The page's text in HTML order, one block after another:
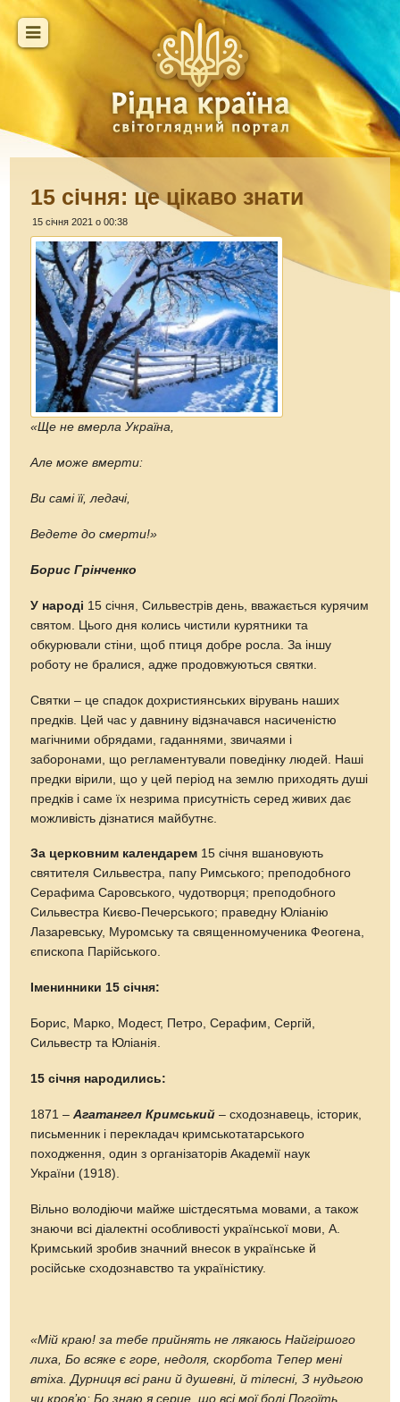
15 січня: це цікаво знати
15 січня 2021 о 00:38
«Ще не вмерла Україна,
Але може вмерти:
Ви самі її, ледачі,
Ведете до смерти!»
Борис Грінченко
У народі 15 січня, Сильвестрів день, вважається курячим
святом. Цього дня колись чистили курятники та
обкурювали стіни, щоб птиця добре росла. За іншу
роботу не бралися, адже продовжуються святки.
Святки – це спадок дохристиянських вірувань наших
предків. Цей час у давнину відзначався насиченістю
магічними обрядами, гаданнями, звичаями і
заборонами, що регламентували поведінку людей. Наші
предки вірили, що у цей період на землю приходять душі
предків і саме їх незрима присутність серед живих дає
можливість дізнатися майбутнє.
За церковним календарем 15 січня вшановують
святителя Сильвестра, папу Римського; преподобного
Серафима Саровського, чудотворця; преподобного
Сильвестра Києво-Печерського; праведну Юліанію
Лазаревську, Муромську та священномученика Феогена,
єпископа Парійського.
Іменинники 15 січня:
Борис, Марко, Модест, Петро, Серафим, Сергій,
Сильвестр та Юліанія.
15 січня народились:
1871 –Агатангел Кримський – сходознавець, історик,
письменник і перекладач кримськотатарського
походження, один з організаторів Академії наук
України (1918).
Вільно володіючи майже шістдесятьма мовами, а також
знаючи всі діалектні особливості української мови, А.
Кримський зробив значний внесок в українське й
російське сходознавство та україністику.
«Мій краю! за тебе прийнять не лякаюсь Найгіршого
лиха, Бо всяке є горе, недоля, скорбота Тепер мені
втіха. Дурниця всі рани й душевні, й тілесні, З нудьгою
чи кров’ю: Бо знаю я серце, що всі мої болі Погоїть